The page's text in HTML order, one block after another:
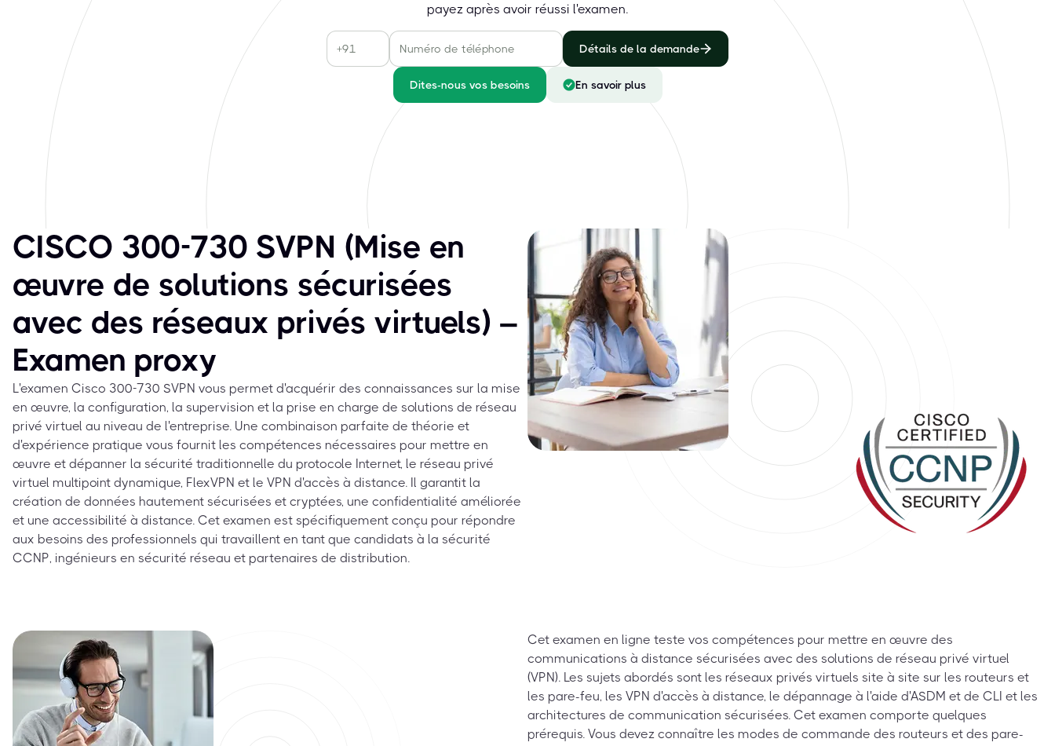
payez après avoir réussi l'examen.
Détails de la demande
Dites-nous vos besoins En savoir plus
CISCO 300-730 SVPN (Mise en
œuvre de solutions sécurisées
avec des réseaux privés virtuels) –
Examen proxy
L'examen Cisco 300-730 SVPN vous permet d'acquérir des connaissances sur la mise
en œuvre, la configuration, la supervision et la prise en charge de solutions de réseau
privé virtuel au niveau de l'entreprise. Une combinaison parfaite de théorie et
d'expérience pratique vous fournit les compétences nécessaires pour mettre en
œuvre et dépanner la sécurité traditionnelle du protocole Internet, le réseau privé
virtuel multipoint dynamique, FlexVPN et le VPN d'accès à distance. Il garantit la
création de données hautement sécurisées et cryptées, une confidentialité améliorée
et une accessibilité à distance. Cet examen est spécifiquement conçu pour répondre
aux besoins des professionnels qui travaillent en tant que candidats à la sécurité
CCNP, ingénieurs en sécurité réseau et partenaires de distribution.
Cet examen en ligne teste vos compétences pour mettre en œuvre des
communications à distance sécurisées avec des solutions de réseau privé virtuel
(VPN). Les sujets abordés sont les réseaux privés virtuels site à site sur les routeurs et
les pare-feu, les VPN d'accès à distance, le dépannage à l'aide d'ASDM et de CLI et les
architectures de communication sécurisées. Cet examen comporte quelques
prérequis. Vous devez connaître les modes de commande des routeurs et des pare-